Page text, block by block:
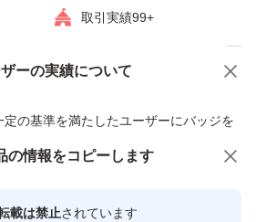
取引実績99+
ーの実績について
の基準を満たしたユーザーにバッジを
心・安全なユーザーです
商品への質問
の情報をコピーします
載は禁止されています
にオススメ